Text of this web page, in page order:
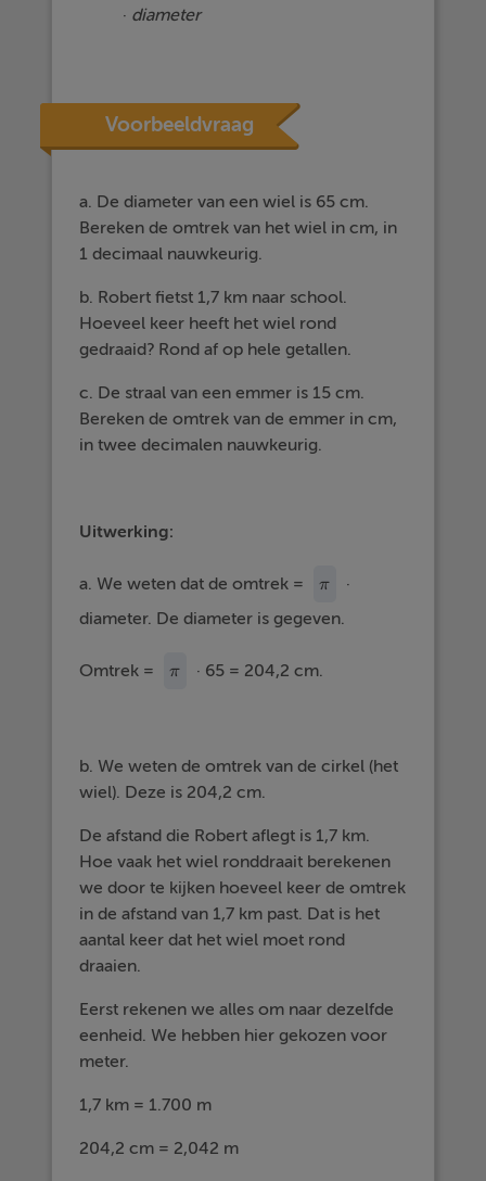
· diameter
Voorbeeldvraag
a. De diameter van een wiel is 65 cm.
Bereken de omtrek van het wiel in cm, in
1 decimaal nauwkeurig.
b. Robert fietst 1,7 km naar school.
Hoeveel keer heeft het wiel rond
gedraaid? Rond af op hele getallen.
c. De straal van een emmer is 15 cm.
Bereken de omtrek van de emmer in cm,
in twee decimalen nauwkeurig.
Uitwerking:
a. We weten dat de omtrek = π
π
·
diameter. De diameter is gegeven.
Omtrek = π
π · 65 = 204,2 cm.
b. We weten de omtrek van de cirkel (het
wiel). Deze is 204,2 cm.
De afstand die Robert aflegt is 1,7 km.
Hoe vaak het wiel ronddraait berekenen
we door te kijken hoeveel keer de omtrek
in de afstand van 1,7 km past. Dat is het
aantal keer dat het wiel moet rond
draaien.
Eerst rekenen we alles om naar dezelfde
eenheid. We hebben hier gekozen voor
meter.
1,7 km = 1.700 m
204,2 cm = 2,042 m